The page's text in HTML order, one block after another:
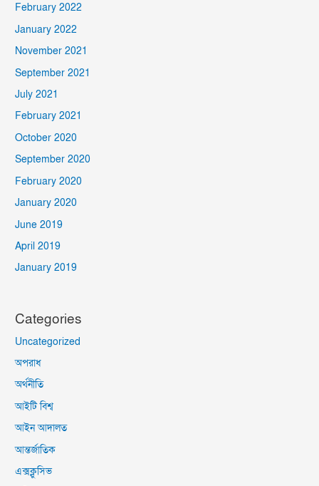
February 2022
January 2022
November 2021
September 2021
July 2021
February 2021
October 2020
September 2020
February 2020
January 2020
June 2019
April 2019
January 2019
Categories
Uncategorized
অপরাধ
অর্থনীতি
আইটি বিশ্ব
আইন আদালত
আন্তর্জাতিক
এক্সক্লুসিভ